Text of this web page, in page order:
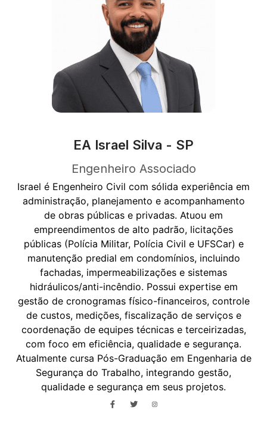
EA Israel Silva - SP
Engenheiro Associado
Israel é Engenheiro Civil com sólida experiência em
administração, planejamento e acompanhamento
de obras públicas e privadas. Atuou em
empreendimentos de alto padrão, licitações
públicas (Polícia Militar, Polícia Civil e UFSCar) e
manutenção predial em condomínios, incluindo
fachadas, impermeabilizações e sistemas
hidráulicos/anti-incêndio. Possui expertise em
gestão de cronogramas físico-financeiros, controle
de custos, medições, fiscalização de serviços e
coordenação de equipes técnicas e terceirizadas,
com foco em eficiência, qualidade e segurança.
Atualmente cursa Pós-Graduação em Engenharia de
Segurança do Trabalho, integrando gestão,
qualidade e segurança em seus projetos.